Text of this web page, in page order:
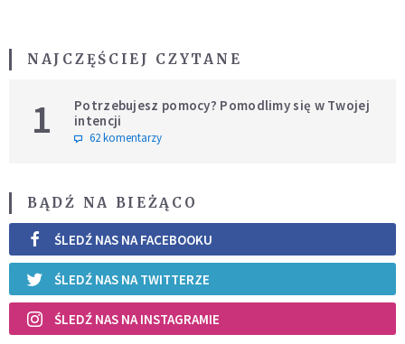
NAJCZĘŚCIEJ CZYTANE
1
Potrzebujesz pomocy? Pomodlimy się w Twojej
intencji
62 komentarzy
BĄDŹ NA BIEŻĄCO
ŚLEDŹ NAS NA FACEBOOKU
ŚLEDŹ NAS NA TWITTERZE
ŚLEDŹ NAS NA INSTAGRAMIE